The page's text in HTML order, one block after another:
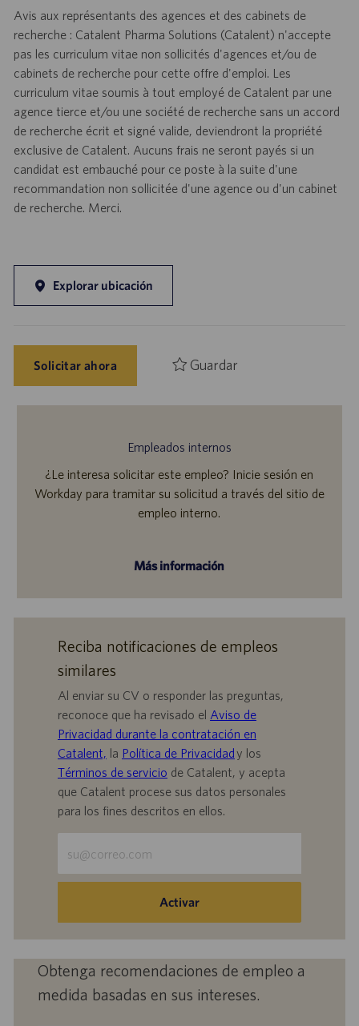
Avis aux représentants des agences et des cabinets de
recherche : Catalent Pharma Solutions (Catalent) n'accepte
pas les curriculum vitae non sollicités d'agences et/ou de
cabinets de recherche pour cette offre d'emploi. Les
curriculum vitae soumis à tout employé de Catalent par une
agence tierce et/ou une société de recherche sans un accord
de recherche écrit et signé valide, deviendront la propriété
exclusive de Catalent. Aucuns frais ne seront payés si un
candidat est embauché pour ce poste à la suite d'une
recommandation non sollicitée d'une agence ou d'un cabinet
de recherche. Merci.
Explorar ubicación
Solicitar ahora Guardar
Empleados internos
¿Le interesa solicitar este empleo? Inicie sesión en
Workday para tramitar su solicitud a través del sitio de
empleo interno.
Más información
Reciba notificaciones de empleos
similares
Al enviar su CV o responder las preguntas,
reconoce que ha revisado el Aviso de
Privacidad durante la contratación en
Catalent, la Política de Privacidady los
Términos de servicio de Catalent, y acepta
que Catalent procese sus datos personales
para los fines descritos en ellos.
dirección
electrónico
(obligatorio)
Activar
Obtenga recomendaciones de empleo a
medida basadas en sus intereses.